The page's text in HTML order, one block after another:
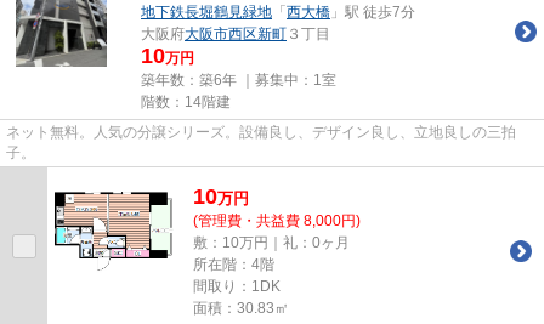
地下鉄長堀鶴見緑地 「 西大橋 」駅 徒歩7分
大阪府大阪市西区新町 ３丁目
10万円
築年数：築6年 ｜募集中： 1室
階数：14階建
ネット無料。人気の分譲シリーズ。設備良し、デザイン良し、立地良しの三拍
子。
10万円
(管理費・共益費 8,000円)
敷：10万円｜礼：0ヶ月
所在階：4階
間取り：1DK
面積：30.83㎡